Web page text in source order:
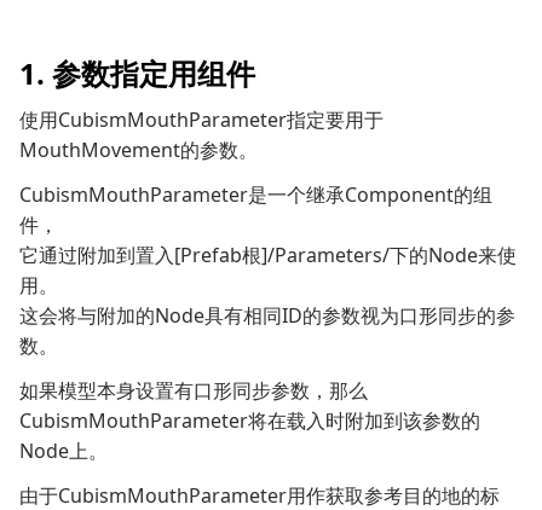
1. 参数指定用组件
使用CubismMouthParameter指定要用于
MouthMovement的参数。
CubismMouthParameter是一个继承Component的组
件，
它通过附加到置入[Prefab根]/Parameters/下的Node来使
用。
这会将与附加的Node具有相同ID的参数视为口形同步的参
数。
如果模型本身设置有口形同步参数，那么
CubismMouthParameter将在载入时附加到该参数的
Node上。
由于CubismMouthParameter用作获取参考目的地的标